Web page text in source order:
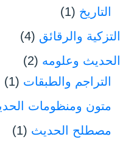
التاريخ (1)
التزكية والرقائق (4)
الحديث وعلومه (2)
التراجم والطبقات (1)
متون ومنظومات
مصطلح الحديث (1)